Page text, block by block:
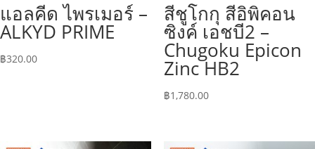
แอลคีด ไพรเมอร์ –
ALKYD PRIME
฿320.00
สีชูโกกุ สีอิพิคอน
ซิงค์ เอชบี2 –
Chugoku Epicon
Zinc HB2
฿1,780.00